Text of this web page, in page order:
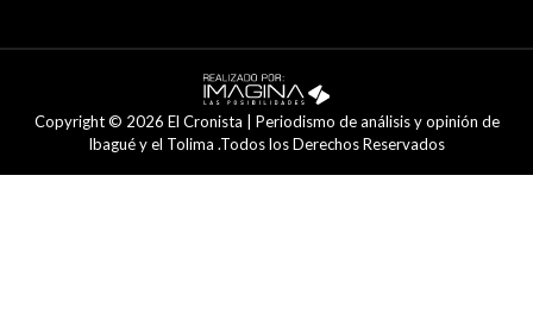
Copyright © 2026 El Cronista | Periodismo de análisis y opinión de
Ibagué y el Tolima .Todos los Derechos Reservados